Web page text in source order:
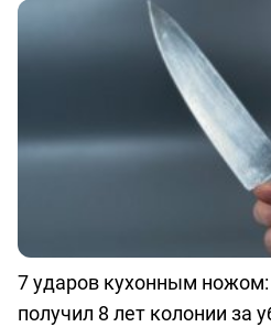
7 ударов кухонным
получил 8 лет колонии за